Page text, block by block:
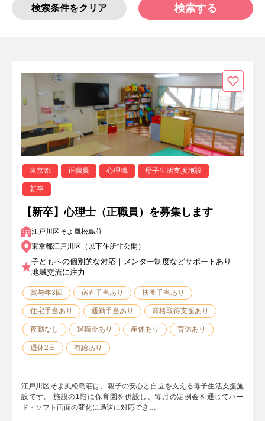
検索条件をクリア 検索する
東京都 正職員 心理職 母子生活支援施設
新卒
【新卒】心理士（正職員）を募集します
江戸川区そよ風松島荘
東京都江戸川区（以下住所非公開）
子どもへの個別的な対応｜メンター制度などサポートあり｜
地域交流に注力
賞与年3回 宿直手当あり 扶養手当あり
住宅手当あり 通勤手当あり 資格取得支援あり
夜勤なし 退職金あり 産休あり 育休あり
週休2日 有給あり
江戸川区そよ風松島荘は、親子の安心と自立を支える母子生活支援施
設です。 施設の1階に保育園を併設し、毎月の定例会を通じてハー
ド・ソフト両面の変化に迅速に対応でき…